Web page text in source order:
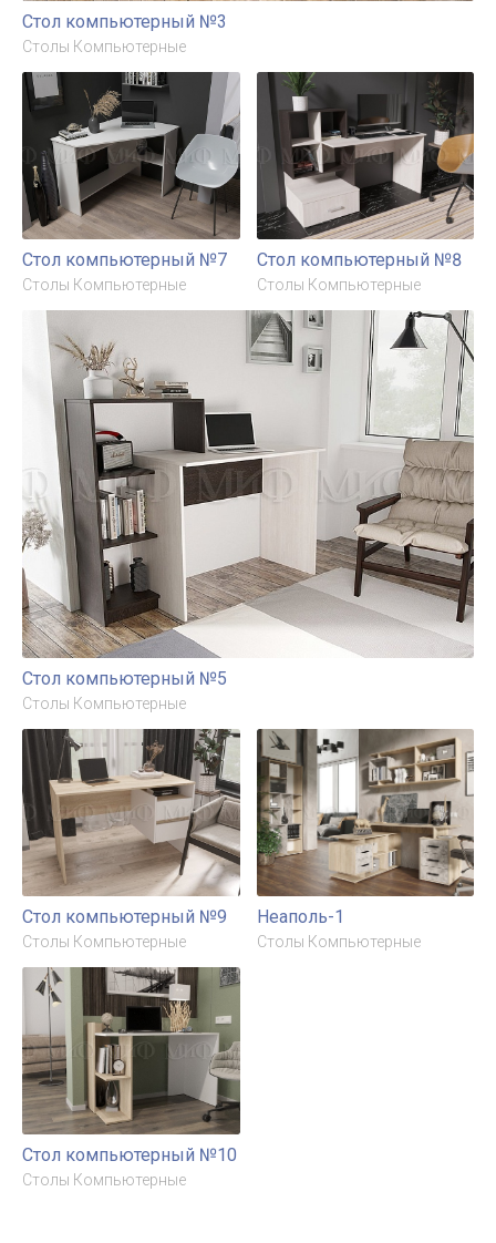
Стол компьютерный №3
Столы Компьютерные
Стол компьютерный №5
Столы Компьютерные
Стол компьютерный №7
Столы Компьютерные
Стол компьютерный №8
Столы Компьютерные
Стол компьютерный №9
Столы Компьютерные
Неаполь-1
Столы Компьютерные
Стол компьютерный №10
Столы Компьютерные